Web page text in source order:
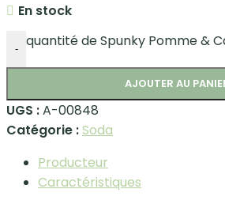
En stock
- quantité de Spunky Pomme &
AJOUTER AU
UGS :A-00848
Catégorie :Soda
Producteur
Caractéristiques